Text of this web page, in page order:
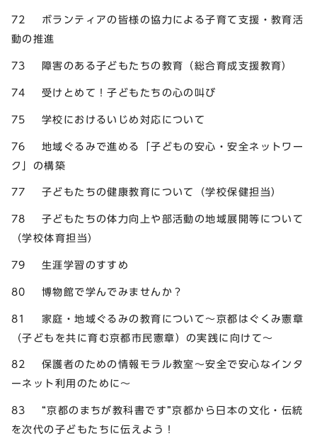
72 ボランティアの皆様の協力による子育て支援・教育活
動の推進
73 障害のある子どもたちの教育（総合育成支援教育）
74 受けとめて！子どもたちの心の叫び
75 学校におけるいじめ対応について
76 地域ぐるみで進める「子どもの安心・安全ネットワー
ク」の構築
77 子どもたちの健康教育について（学校保健担当）
78 子どもたちの体力向上や部活動の地域展開等について
（学校体育担当）
79 生涯学習のすすめ
80 博物館で学んでみませんか？
81 家庭・地域ぐるみの教育について～京都はぐくみ憲章
（子どもを共に育む京都市民憲章）の実践に向けて～
82 保護者のための情報モラル教室～安全で安心なインタ
ーネット利用のために～
83 “京都のまちが教科書です”京都から日本の文化・伝統
を次代の子どもたちに伝えよう！